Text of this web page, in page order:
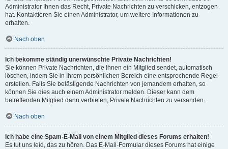
Administrator Ihnen das Recht, Private Nachrichten zu verschicken, entzogen
hat. Kontaktieren Sie einen Administrator, um weitere Informationen zu
erhalten.
Nach oben
Ich bekomme ständig unerwünschte Private Nachrichten!
Sie können Private Nachrichten, die Ihnen ein Mitglied sendet, automatisch
löschen, indem Sie in Ihrem persönlichen Bereich eine entsprechende Regel
erstellen. Falls Sie belästigende Nachrichten von jemandem erhalten, so
können Sie dies auch einem Administrator melden. Dieser kann dem
betreffenden Mitglied dann verbieten, Private Nachrichten zu versenden.
Nach oben
Ich habe eine Spam-E-Mail von einem Mitglied dieses Forums erhalten!
Es tut uns leid, das zu hören. Das E-Mail-Formular dieses Forums hat einige